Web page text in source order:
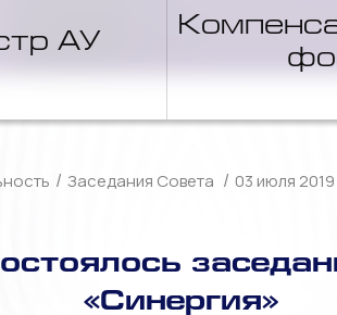
АУ
/ Заседания Совета / 03 июля
«Синергия»